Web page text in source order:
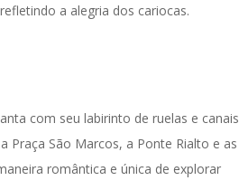
a alegria dos cariocas.
com seu labirinto de ruelas e canais
Praça São Marcos, a Ponte Rialto e as
romântica e única de explorar